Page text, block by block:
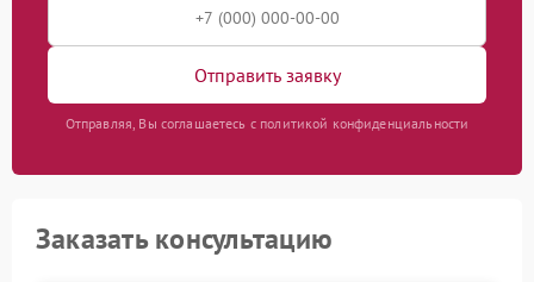
Отправить заявку
Отправляя, Вы соглашаетесь с политикой конфиденциальности
Заказать консультацию